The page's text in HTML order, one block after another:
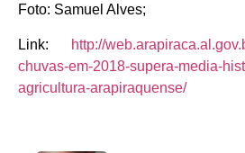
Foto: Samuel Alves;
Link: http://web.arapiraca.al.gov.
chuvas-em-2018-supera-media-
agricultura-arapiraquense/